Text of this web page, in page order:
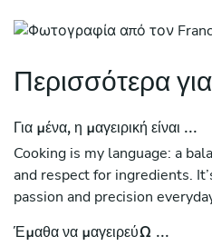
Περισσότερα
Για μένα, η μαγειρική είναι ...
Cooking is my language: a
and respect for ingredients.
passion and precision
Έμαθα να μαγειρεύω ...